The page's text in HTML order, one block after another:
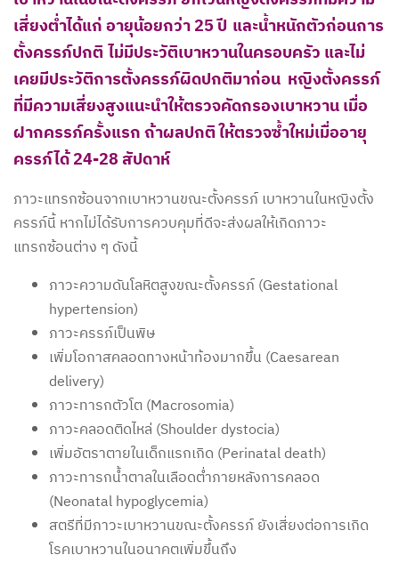
เสี่ยงต่ำได้แก่ อายุน้อยกว่า 25 ปี และน้ำหนักตัวก่อนการ
ตั้งครรภ์ปกติ ไม่มีประวัติเบาหวานในครอบครัว และไม่
เคยมีประวัติการตั้งครรภ์ผิดปกติมาก่อน หญิงตั้งครรภ์
ที่มีความเสี่ยงสูงแนะนำให้ตรวจคัดกรองเบาหวาน เมื่อ
ฝากครรภ์ครั้งแรก ถ้าผลปกติ ให้ตรวจซ้ำใหม่เมื่ออายุ
ครรภ์ได้ 24-28 สัปดาห์
ภาวะแทรกซ้อนจากเบาหวานขณะตั้งครรภ์ เบาหวานในหญิงตั้ง
ครรภ์นี้ หากไม่ได้รับการควบคุมที่ดีจะส่งผลให้เกิดภาวะ
แทรกซ้อนต่าง ๆ ดังนี้
ภาวะความดันโลหิตสูงขณะตั้งครรภ์ (Gestational
hypertension)
ภาวะครรภ์เป็นพิษ
เพิ่มโอกาสคลอดทางหน้าท้องมากขึ้น (Caesarean
delivery)
ภาวะทารกตัวโต (Macrosomia)
ภาวะคลอดติดไหล่ (Shoulder dystocia)
เพิ่มอัตราตายในเด็กแรกเกิด (Perinatal death)
ภาวะทารกน้ำตาลในเลือดต่ำภายหลังการคลอด
(Neonatal hypoglycemia)
สตรีที่มีภาวะเบาหวานขณะตั้งครรภ์ ยังเสี่ยงต่อการเกิด
โรคเบาหวานในอนาคตเพิ่มขึ้นถึง